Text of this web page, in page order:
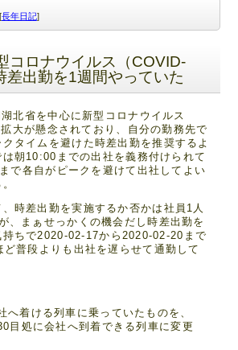
[長年日記]
コロナウイルス（COVID-
差出勤を1週間やっていた
北省を中心に新型コロナウイルス
大が懸念されており、自分の勤務先で
タイムを避けた時差出勤を推奨するよ
朝10:00までの出社を義務付けられて
で各自がピークを避けて出社してよい
時差出勤を実施するか否かは社員1人
、まぁせっかくの機会だし時差出勤を
持ちで2020-02-17から2020-02-20まで
普段よりも出社を遅らせて通勤して
へ着ける列車に乗っていたものを、
目処に会社へ到着できる列車に変更